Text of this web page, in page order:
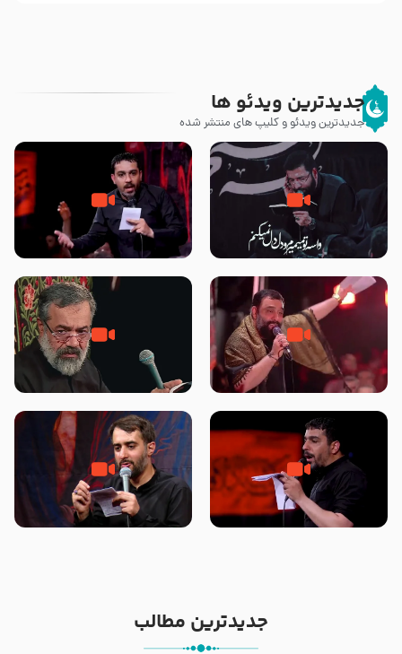
جدیدترین ویدئو ها
جدیدترین ویدئو و کلیپ های منتشر شده
مصداق کربلا – حاج حسین سیب
سرخی
شور ، حسینا! به‌ حق زهرا «أُنْظُرْ
إِلَینا» – عزاداری شب هفتم ماه
جانا جانا ابی عبدالله – کربلایی جواد
مقدم – شب هشتم محرم 1448 –
مادر منم مثل تو خمیدم – حاج
محمود کریمی – شهادت حضرت
هیئت رایة العباس علیه السلام
تک ، عبّاس، صاحب دل‌هاست –
حاج حنیف طاهری – عزاداری شب
من غلام نوکراتم من عاشق کربلاتم
– شور زمینه – شب هفتم – محرم
جدیدترین مطالب